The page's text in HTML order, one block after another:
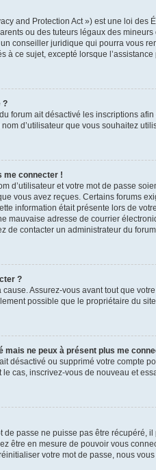
and Protection Act ») est une loi
ou des tuteurs légaux des
conseiller juridique qui pourra vous
à ce sujet, excepté lorsque
?
forum ait désactivé les inscriptions
d’utilisateur que vous souhaitez
me connecter !
d’utilisateur et votre mot de passe
vous avez reçues. Certains forums
information était présente lors de
mauvaise adresse de courrier
de contacter un administrateur du forum.
?
Assurez-vous avant tout que
possible que le propriétaire du
mais ne peux à présent plus me
désactivé ou supprimé votre compte
cas, inscrivez-vous de nouveau et
de passe ne puisse pas être récupéré,
être en mesure de pouvoir vous
votre mot de passe, nous